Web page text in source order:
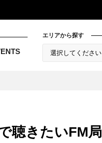
エリアから探す
聴きたいFM局